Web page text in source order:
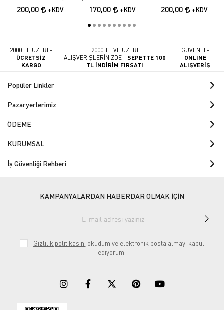
Ayakkabısı
200,00 +KDV
Ayakkabı
170,00 +KDV
Çelik Burunlu Delikli
Sandalet Model Iş
200,00 +KDV
2000 TL ÜZERİ -
ÜCRETSİZ
KARGO
2000 TL VE ÜZERİ
ALIŞVERİŞLERİNİZDE -SEPETTE 100
TL İNDİRİM FIRSATI
GÜVENLİ -
ONLINE
ALIŞVERİŞ
Popüler Linkler
Pazaryerlerimiz
ÖDEME
KURUMSAL
İş Güvenliği Rehberi
KAMPANYALARDAN HABERDAR OLMAK İÇİN
Gizlilik politikasını okudum ve elektronik posta almayı kabul
ediyorum.